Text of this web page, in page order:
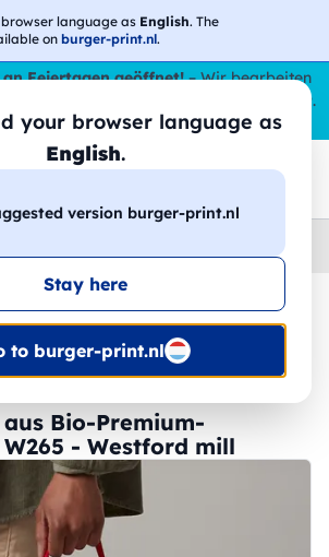
language as English. The
on burger-print.nl.
your browser language as
English.
version burger-print.nl
Stay here
to burger-print.nl
Feiertagen geöffnet!– Wir bearbeiten
ganzen Sommer über,
sogar im August.
😎🌴
Druck
Bio-Premium-
- Westford mill